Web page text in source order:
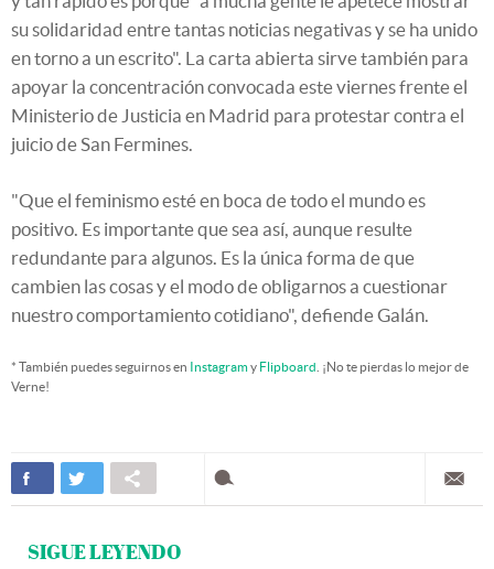
su solidaridad entre tantas noticias negativas y se ha unido
en torno a un escrito". La carta abierta sirve también para
apoyar la concentración convocada este viernes frente el
Ministerio de Justicia en Madrid para protestar contra el
juicio de San Fermines.
"Que el feminismo esté en boca de todo el mundo es
positivo. Es importante que sea así, aunque resulte
redundante para algunos. Es la única forma de que
cambien las cosas y el modo de obligarnos a cuestionar
nuestro comportamiento cotidiano", defiende Galán.
* También puedes seguirnos en Instagramy Flipboard . ¡No te pierdas lo mejor de
Verne!
SIGUE LEYENDO